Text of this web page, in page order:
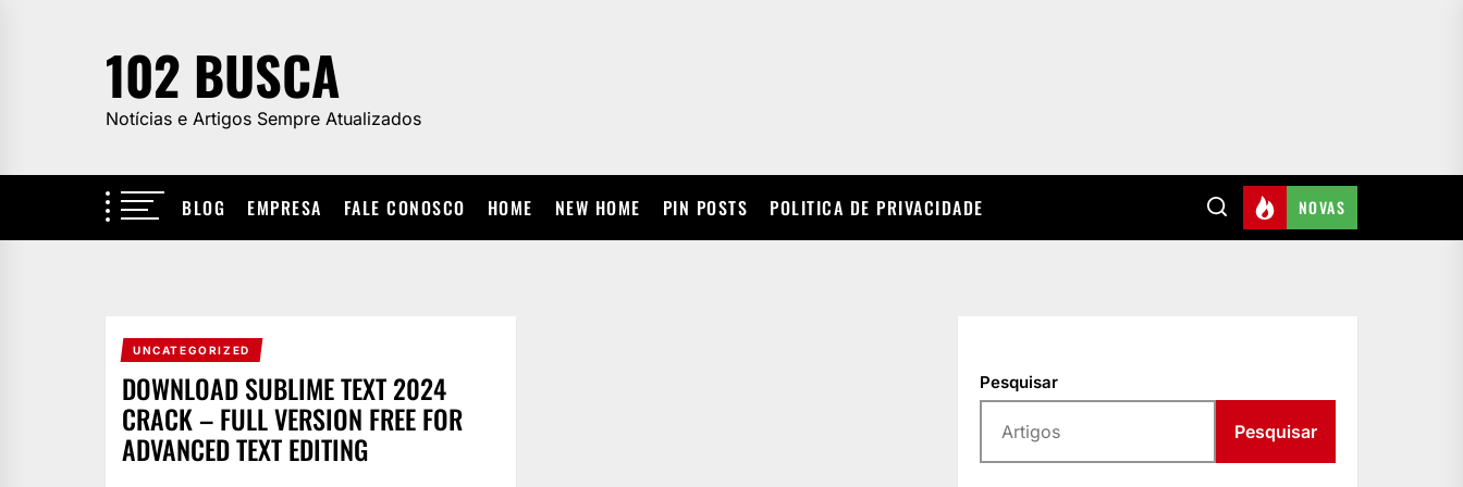
102 BUSCA
Notícias e Artigos Sempre Atualizados
BLOG EMPRESA FALE CONOSCO HOME NEW HOME PIN POSTS POLITICA DE PRIVACIDADE NOVAS
UNCATEGORIZED
DOWNLOAD SUBLIME TEXT 2024
CRACK – FULL VERSION FREE FOR
ADVANCED TEXT EDITING
Pesquisar
Pesquisar